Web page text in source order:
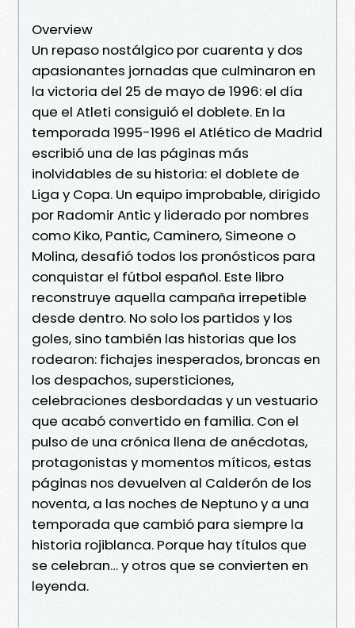
Overview
Un repaso nostálgico por cuarenta y dos
apasionantes jornadas que culminaron en
la victoria del 25 de mayo de 1996: el día
que el Atleti consiguió el doblete. En la
temporada 1995-1996 el Atlético de Madrid
escribió una de las páginas más
inolvidables de su historia: el doblete de
Liga y Copa. Un equipo improbable, dirigido
por Radomir Antic y liderado por nombres
como Kiko, Pantic, Caminero, Simeone o
Molina, desafió todos los pronósticos para
conquistar el fútbol español. Este libro
reconstruye aquella campaña irrepetible
desde dentro. No solo los partidos y los
goles, sino también las historias que los
rodearon: fichajes inesperados, broncas en
los despachos, supersticiones,
celebraciones desbordadas y un vestuario
que acabó convertido en familia. Con el
pulso de una crónica llena de anécdotas,
protagonistas y momentos míticos, estas
páginas nos devuelven al Calderón de los
noventa, a las noches de Neptuno y a una
temporada que cambió para siempre la
historia rojiblanca. Porque hay títulos que
se celebran… y otros que se convierten en
leyenda.